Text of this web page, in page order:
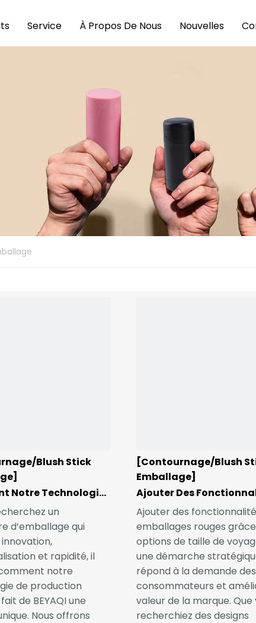
Service À Propos De Nous Nouvelles
Blush Stick
Comment Notre Technologie De Production Avancée Distingue BEYAQI
un
d’emballage qui
et rapidité, il
notre
de production
de BEYAQI une
Nous offrons
[Contournage/Blush
Emballage]
Ajouter des
emballages rouges
options de taille de
une démarche
répond à la demande des
consommateurs et
valeur de la marque. Que
recherchiez des designs